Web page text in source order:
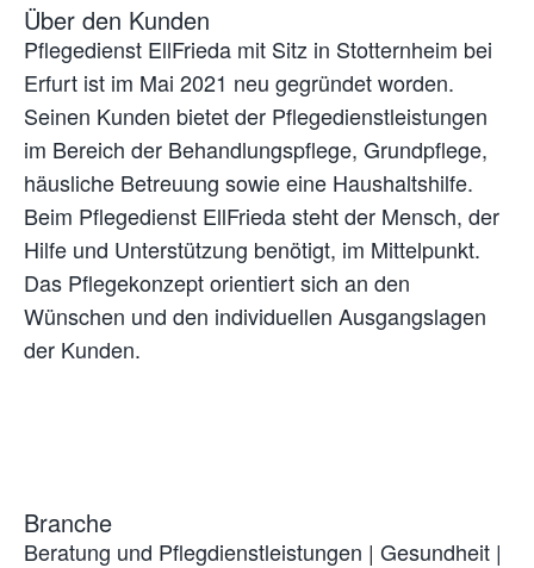
Über den Kunden
Pflegedienst EllFrieda mit Sitz in Stotternheim bei
Erfurt ist im Mai 2021 neu gegründet worden.
Seinen Kunden bietet der Pflegedienstleistungen
im Bereich der Behandlungspflege, Grundpflege,
häusliche Betreuung sowie eine Haushaltshilfe.
Beim Pflegedienst EllFrieda steht der Mensch, der
Hilfe und Unterstützung benötigt, im Mittelpunkt.
Das Pflegekonzept orientiert sich an den
Wünschen und den individuellen Ausgangslagen
der Kunden.
Branche
Beratung und Pflegdienstleistungen | Gesundheit |